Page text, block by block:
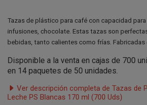
Tazas de plástico para café con capacidad
infusiones, chocolate. Estas tazas son
bebidas, tanto calientes como frías. Fabricadas
Disponible a la venta en cajas de 700
en 14 paquetes de 50 unidades.
Ver descripción completa de Tazas de
Leche PS Blancas 170 ml (700 Uds)